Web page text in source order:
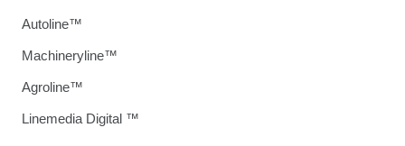
Autoline™
Machineryline™
Agroline™
Linemedia Digital ™